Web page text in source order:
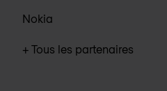
Nokia
+ Tous les partenaires